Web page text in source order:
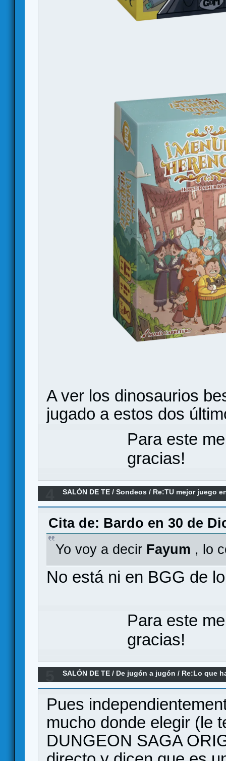
A ver los dinosaurios
jugado a estos dos
Para este
gracias!
SALÓN DE TE /Sondeos / Re:TU mejor juego
Cita de: Bardo en 30 de
Yo voy a decir Fayum , lo
No está ni en BGG de
Para este
gracias!
SALÓN DE TE / De jugón a jugón / Re:Lo que
Pues
mucho donde elegir (le
DUNGEON SAGA